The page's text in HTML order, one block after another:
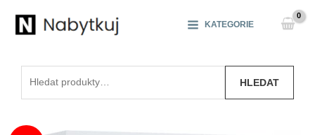
KATEGORIE
HLEDAT